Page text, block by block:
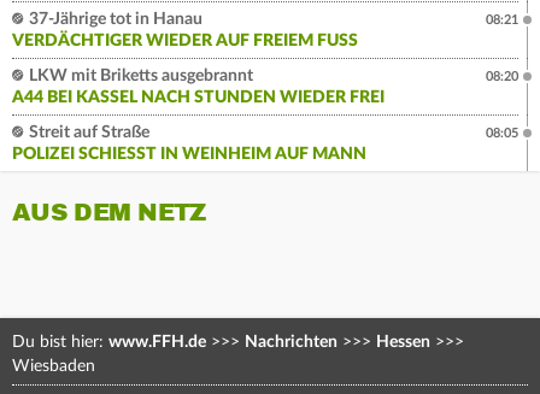
37-Jährige tot in Hanau
VERDÄCHTIGER WIEDER AUF FREIEM FUSS
08:21
LKW mit Briketts ausgebrannt
A44 BEI KASSEL NACH STUNDEN WIEDER FREI
08:20
Streit auf Straße
POLIZEI SCHIESST IN WEINHEIM AUF MANN
08:05
AUS DEM NETZ
Du bist hier: www.FFH.de >>> Nachrichten >>> Hessen >>>
Wiesbaden